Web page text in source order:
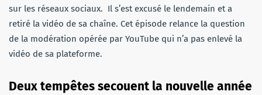
sur les réseaux sociaux. Il s’est excusé le lendemain et a
retiré la vidéo de sa chaîne. Cet épisode relance la question
de la modération opérée par YouTube qui n’a pas enlevé la
vidéo de sa plateforme.
Deux tempêtes secouent la nouvelle année